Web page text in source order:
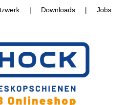
| Downloads | Jobs